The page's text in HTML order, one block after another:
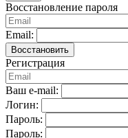
Восстановление пароля
Email:
Восстановить
Регистрация
Ваш e-mail:
Логин:
Пароль:
Пароль: